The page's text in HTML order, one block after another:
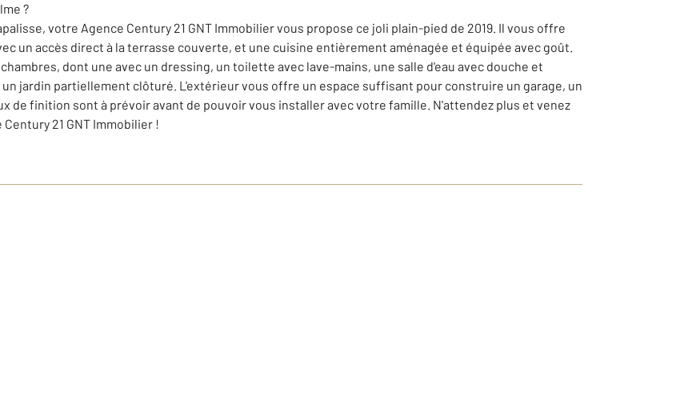
?
votre Agence Century 21 GNT Immobilier vous propose ce joli plain-pied de 2019. Il vous offre
un accès direct à la terrasse couverte, et une cuisine entièrement aménagée et équipée avec goût.
dont une avec un dressing, un toilette avec lave-mains, une salle d'eau avec douche et
jardin partiellement clôturé. L'extérieur vous offre un espace suffisant pour construire un garage, un
de finition sont à prévoir avant de pouvoir vous installer avec votre famille. N'attendez plus et venez
21 GNT Immobilier !